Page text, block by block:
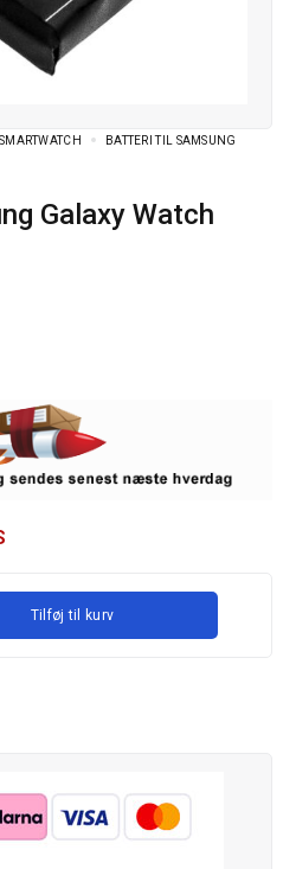
SMARTWATCH
BATTERI TIL SAMSUNG
Tilføj til kurv